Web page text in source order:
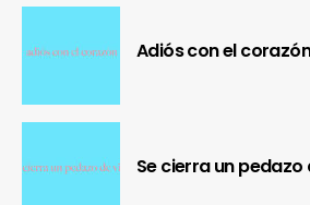
Adiós con el corazón
Se cierra un pedazo